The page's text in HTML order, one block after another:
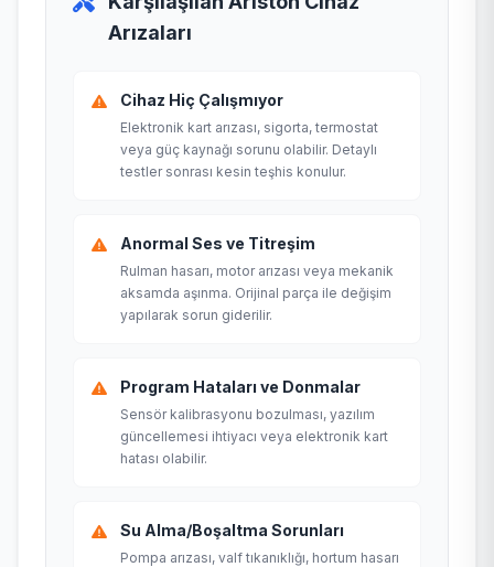
Arızaları
Cihaz Hiç Çalışmıyor
Elektronik kart arızası, sigorta, termostat
veya güç kaynağı sorunu olabilir. Detaylı
testler sonrası kesin teşhis konulur.
Anormal Ses ve Titreşim
Rulman hasarı, motor arızası veya mekanik
aksamda aşınma. Orijinal parça ile değişim
yapılarak sorun giderilir.
Program Hataları ve Donmalar
Sensör kalibrasyonu bozulması, yazılım
güncellemesi ihtiyacı veya elektronik kart
hatası olabilir.
Su Alma/Boşaltma Sorunları
Pompa arızası, valf tıkanıklığı, hortum hasarı